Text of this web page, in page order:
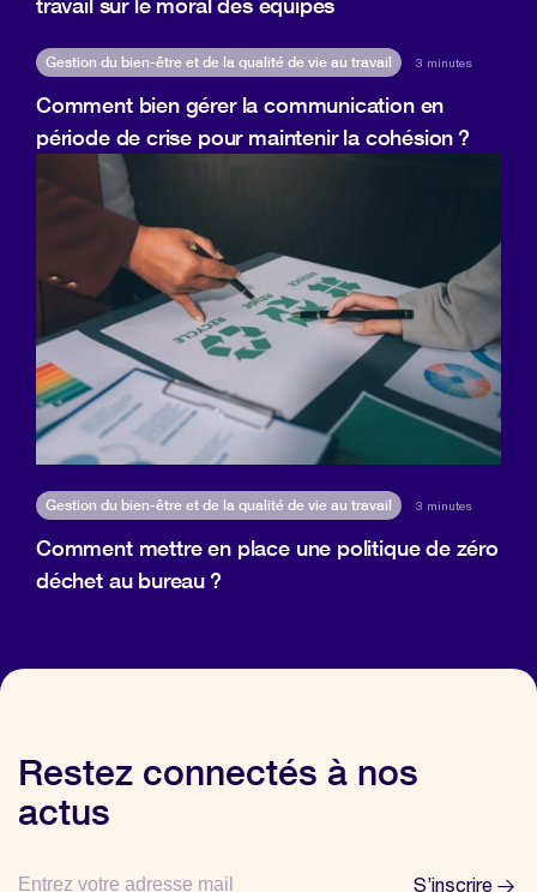
travail sur le moral des équipes
Gestion du bien-être et de la qualité de vie au travail 3 minutes
Comment bien gérer la communication en
période de crise pour maintenir la cohésion ?
Gestion du bien-être et de la qualité de vie au travail 3 minutes
Comment mettre en place une politique de zéro
déchet au bureau ?
Restez connectés à nos
actus
S’inscrire